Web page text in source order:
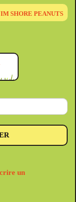
SHORE PEANUTS
un